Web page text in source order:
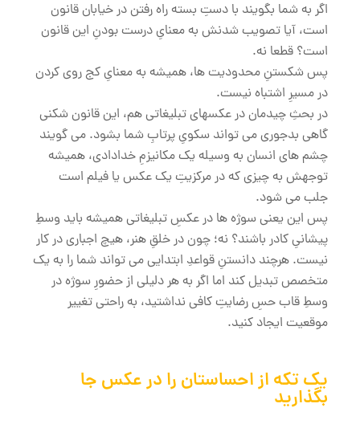
اگر به شما بگویند با دستِ بسته راه رفتن در خیابان قانون
است، آیا تصویب شدنش به معنایِ درست بودنِ این قانون
است؟ قطعا نه.
پس شکستنِ محدودیت ها، همیشه به معنایِ کج روی کردن
در مسیرِ اشتباه نیست.
در بحثِ چیدمان در عکسهای تبلیغاتی هم، این قانون شکنی
گاهی بدجوری می تواند سکویِ پرتابِ شما بشود. می گویند
چشم های انسان به وسیله یک مکانیزمِ خدادادی، همیشه
توجهش به چیزی که در مرکزیتِ یک عکس یا فیلم است
جلب می شود.
پس این یعنی سوژه ها در عکسِ تبلیغاتی همیشه باید وسطِ
پیشانیِ کادر باشند؟ نه؛ چون در خلقِ هنر، هیچ اجباری در کار
نیست. هرچند دانستنِ قواعدِ ابتدایی می تواند شما را به یک
متخصص تبدیل کند اما اگر به هر دلیلی از حضورِ سوژه در
وسطِ قاب حسِ رضایتِ کافی نداشتید، به راحتی تغییر
موقعیت ایجاد کنید.
یک تکه از احساستان را در عکس جا
بگذارید